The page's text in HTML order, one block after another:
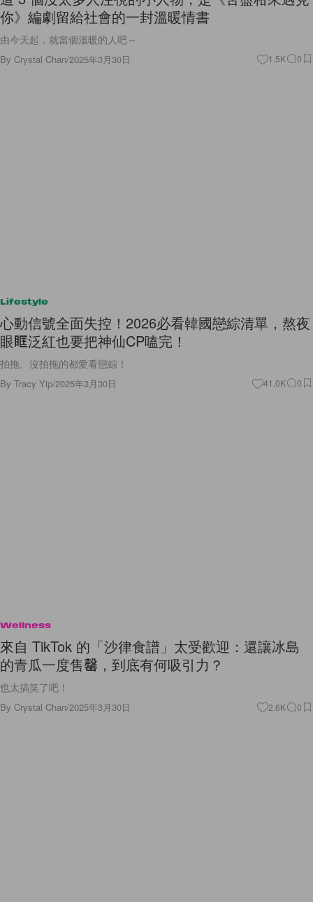
你》編劇留給社會的一封溫暖情書
由今天起，就當個溫暖的人吧～
By Crystal Chan/2025年3月30日 1.5K 0
Lifestyle
心動信號全面失控！2026必看韓國戀綜清單，熬夜
眼眶泛紅也要把神仙CP嗑完！
拍拖、沒拍拖的都愛看戀綜！
By Tracy Yip/2025年3月30日 41.0K 0
Wellness
來自 TikTok 的「沙律食譜」太受歡迎：還讓冰島
的青瓜一度售罄，到底有何吸引力？
也太搞笑了吧！
By Crystal Chan/2025年3月30日 2.6K 0